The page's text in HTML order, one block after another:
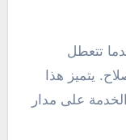
يتميز هذا
على مدار